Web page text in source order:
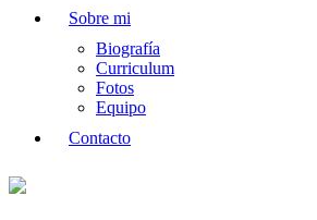
Sobre mi
Biografía
Curriculum
Fotos
Equipo
Contacto